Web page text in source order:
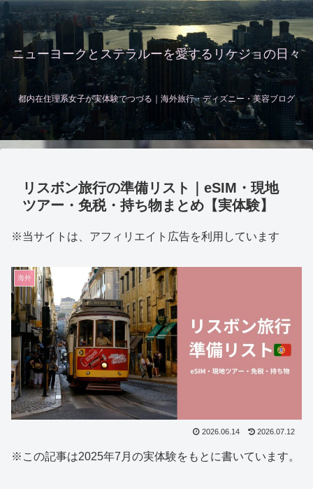
ニューヨークとステラルーを愛するリケジョの日々
都内在住理系女子が実体験でつづる｜海外旅行・ディズニー・美容ブログ
リスボン旅行の準備リスト｜eSIM・現地
ツアー・免税・持ち物まとめ【実体験】
※当サイトは、アフィリエイト広告を利用しています
海外
2026.06.14 2026.07.12
※この記事は2025年7月の実体験をもとに書いています。